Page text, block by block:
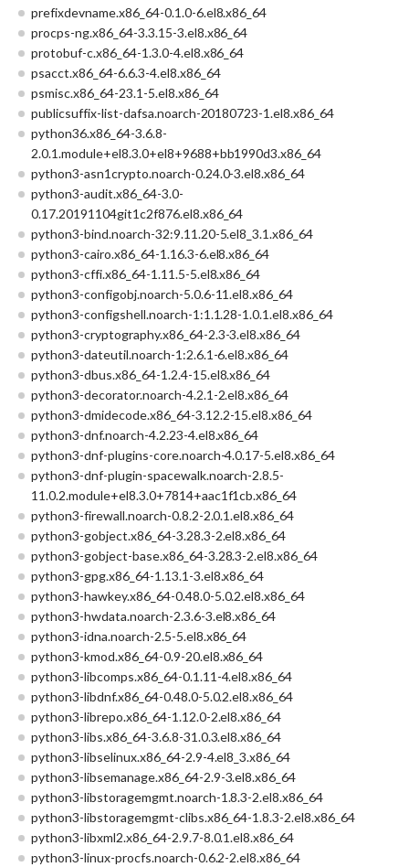
prefixdevname.x86_64-0.1.0-6.el8.x86_64
procps-ng.x86_64-3.3.15-3.el8.x86_64
protobuf-c.x86_64-1.3.0-4.el8.x86_64
psacct.x86_64-6.6.3-4.el8.x86_64
psmisc.x86_64-23.1-5.el8.x86_64
publicsuffix-list-dafsa.noarch-20180723-1.el8.x86_64
python36.x86_64-3.6.8-
2.0.1.module+el8.3.0+el8+9688+bb1990d3.x86_64
python3-asn1crypto.noarch-0.24.0-3.el8.x86_64
python3-audit.x86_64-3.0-
0.17.20191104git1c2f876.el8.x86_64
python3-bind.noarch-32:9.11.20-5.el8_3.1.x86_64
python3-cairo.x86_64-1.16.3-6.el8.x86_64
python3-cffi.x86_64-1.11.5-5.el8.x86_64
python3-configobj.noarch-5.0.6-11.el8.x86_64
python3-configshell.noarch-1:1.1.28-1.0.1.el8.x86_64
python3-cryptography.x86_64-2.3-3.el8.x86_64
python3-dateutil.noarch-1:2.6.1-6.el8.x86_64
python3-dbus.x86_64-1.2.4-15.el8.x86_64
python3-decorator.noarch-4.2.1-2.el8.x86_64
python3-dmidecode.x86_64-3.12.2-15.el8.x86_64
python3-dnf.noarch-4.2.23-4.el8.x86_64
python3-dnf-plugins-core.noarch-4.0.17-5.el8.x86_64
python3-dnf-plugin-spacewalk.noarch-2.8.5-
11.0.2.module+el8.3.0+7814+aac1f1cb.x86_64
python3-firewall.noarch-0.8.2-2.0.1.el8.x86_64
python3-gobject.x86_64-3.28.3-2.el8.x86_64
python3-gobject-base.x86_64-3.28.3-2.el8.x86_64
python3-gpg.x86_64-1.13.1-3.el8.x86_64
python3-hawkey.x86_64-0.48.0-5.0.2.el8.x86_64
python3-hwdata.noarch-2.3.6-3.el8.x86_64
python3-idna.noarch-2.5-5.el8.x86_64
python3-kmod.x86_64-0.9-20.el8.x86_64
python3-libcomps.x86_64-0.1.11-4.el8.x86_64
python3-libdnf.x86_64-0.48.0-5.0.2.el8.x86_64
python3-librepo.x86_64-1.12.0-2.el8.x86_64
python3-libs.x86_64-3.6.8-31.0.3.el8.x86_64
python3-libselinux.x86_64-2.9-4.el8_3.x86_64
python3-libsemanage.x86_64-2.9-3.el8.x86_64
python3-libstoragemgmt.noarch-1.8.3-2.el8.x86_64
python3-libstoragemgmt-clibs.x86_64-1.8.3-2.el8.x86_64
python3-libxml2.x86_64-2.9.7-8.0.1.el8.x86_64
python3-linux-procfs.noarch-0.6.2-2.el8.x86_64